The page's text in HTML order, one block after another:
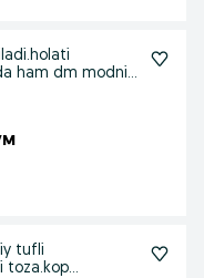
ham dm modniy
tufli
toza.kop